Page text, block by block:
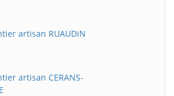
artisan RUAUDiN
artisan CERANS-